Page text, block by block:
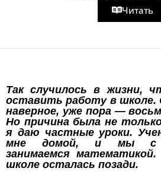
Читать
Так случилось в жизни,
оставить работу в школе.
наверное, уже пора —
Но причина была не
я даю частные уроки.
мне домой, и мы с
занимаемся
школе осталась позади.